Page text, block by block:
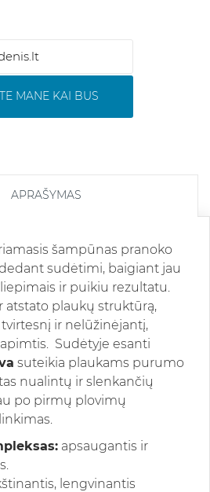
MANE KAI BUS
APRAŠYMAS
šampūnas pranoko
sudėtimi, baigiant jau
ir puikiu rezultatu.
atstato plaukų struktūrą,
ir nelūžinėjantį,
Sudėtyje esanti
suteikia plaukams purumo
nualintų ir slenkančių
po pirmų plovimų
apsaugantis ir
lengvinantis